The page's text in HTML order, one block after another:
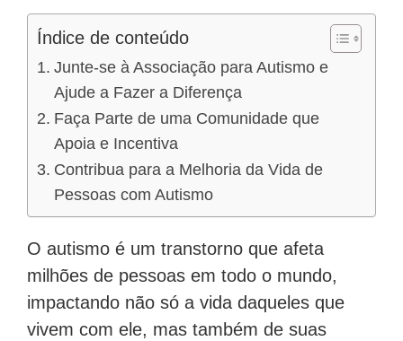
Índice de conteúdo
Junte-se à Associação para Autismo e
Ajude a Fazer a Diferença
Faça Parte de uma Comunidade que
Apoia e Incentiva
Contribua para a Melhoria da Vida de
Pessoas com Autismo
O autismo é um transtorno que afeta
milhões de pessoas em todo o mundo,
impactando não só a vida daqueles que
vivem com ele, mas também de suas